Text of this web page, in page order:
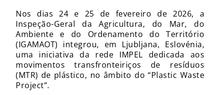
Nos dias 24 e 25 de fevereiro de 2026, a
Inspeção-Geral da Agricultura, do Mar, do
Ambiente e do Ordenamento do Território
(IGAMAOT) integrou, em Ljubljana, Eslovénia,
uma iniciativa da rede IMPEL dedicada aos
movimentos transfronteiriços de resíduos
(MTR) de plástico, no âmbito do “Plastic Waste
Project”.